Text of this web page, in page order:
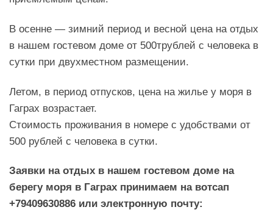
В осенне — зимний период и весной цена на отдых
в нашем гостевом доме от 500трублей с человека в
сутки при двухместном размещении.
Летом, в период отпусков, цена на жилье у моря в
Гаграх возрастает.
Стоимость проживания в номере с удобствами от
500 рублей с человека в сутки.
Заявки на отдых в нашем гостевом доме на
берегу моря в Гаграх принимаем на вотсап
+79409630886 или электронную почту: